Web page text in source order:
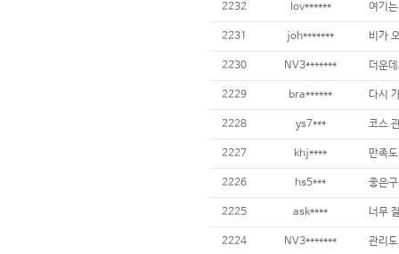
2232 lov******
2231 joh*******
2230 NV3*******
2229 bra******
2228 ys7***
2227 khj****
2226 hs5*** 좋은
2225 ask****
2224 NV3*******